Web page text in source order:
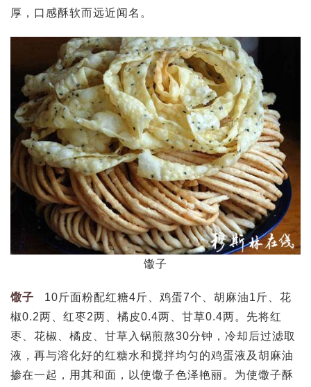
厚，口感酥软而远近闻名。
馓子
馓子 10斤面粉配红糖4斤、鸡蛋7个、胡麻油1斤、花
椒0.2两、红枣2两、橘皮0.4两、甘草0.4两。先将红
枣、花椒、橘皮、甘草入锅煎熬30分钟，冷却后过滤取
液，再与溶化好的红糖水和搅拌均匀的鸡蛋液及胡麻油
掺在一起，用其和面，以使馓子色泽艳丽。为使馓子酥